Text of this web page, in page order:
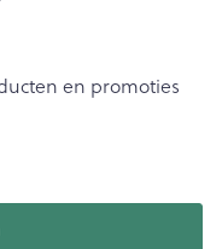
en promoties